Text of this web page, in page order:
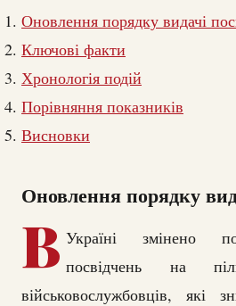
Оновлення порядку видачі
Ключові факти
Хронологія подій
Порівняння показників
Висновки
Оновлення порядку
В Україні змінено
посвідчень на
військовослужбовців, які